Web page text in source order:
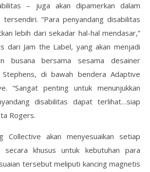
– juga akan dipamerkan dalam
tersendiri. “Para penyandang disabilitas
lebih dari sekadar hal-hal mendasar,”
dari Jam the Label, yang akan menjadi
busana bersama sesama desainer
di bawah bendera Adaptive
“Sangat penting untuk menunjukkan
disabilitas dapat terlihat…siap
Rogers.
Collective akan menyesuaikan setiap
secara khusus untuk kebutuhan para
tersebut meliputi kancing magnetis